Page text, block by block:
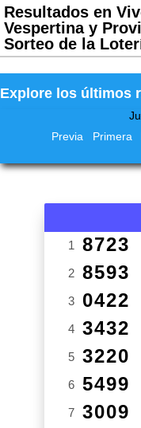
Resultados en
Vespertina y
Sorteo de la
Explore los últimos
Previa
Primera
1 8723
2 8593
3 0422
4 3432
5 3220
6 5499
7 3009